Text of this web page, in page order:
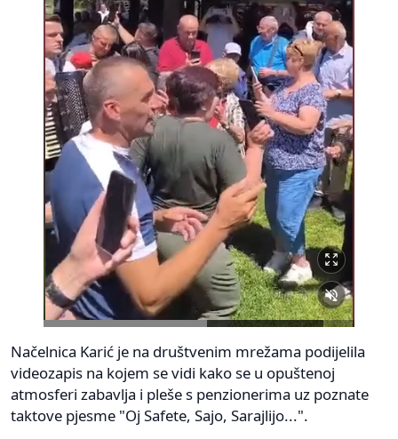
Načelnica Karić je na društvenim mrežama podijelila
videozapis na kojem se vidi kako se u opuštenoj
atmosferi zabavlja i pleše s penzionerima uz poznate
taktove pjesme "Oj Safete, Sajo, Sarajlijo...".